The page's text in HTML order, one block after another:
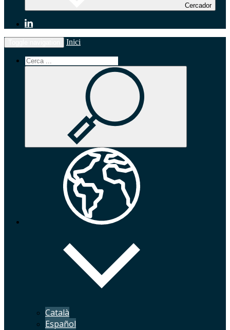
Cercador
Inici
Català
Español